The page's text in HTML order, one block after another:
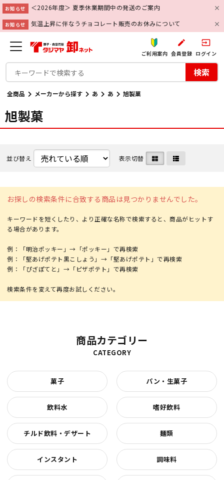
お知らせ ＜2026年度＞ 夏季休業期間中の発送のご案内
お知らせ 気温上昇に伴なうチョコレート販売のお休みについて
ご利用案内
create
会員登録
input
ログイン
検索
全商品 メーカーから探す あ あ 旭製菓
旭製菓
並び替え 表示切替
お探しの検索条件に合致する商品は見つかりませんでした。
キーワードを短くしたり、より正確な名称で検索すると、商品がヒットす
る場合があります。
例：「明治ポッキー」→「ポッキー」で再検索
例：「堅あげポテト黒こしょう」→「堅あげポテト」で再検索
例：「ぴざぽてと」→「ピザポテト」で再検索
商品カテゴリー
CATEGORY
菓子 パン・生菓子
飲料水 嗜好飲料
チルド飲料・デザート 麺類
インスタント 調味料